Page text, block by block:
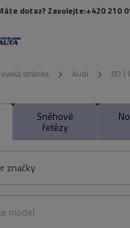
dotaz? Zavolejte:+420 210
stránka Audi 80
Sněhové
řetězy
značky
model